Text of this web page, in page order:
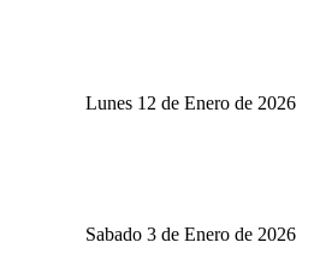
Lunes 12 de Enero de 2026
Sabado 3 de Enero de 2026